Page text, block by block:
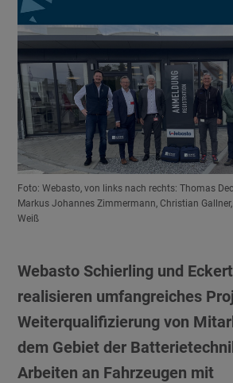
Foto: Webasto, von links nach rechts: Thomas
Markus Johannes Zimmermann, Christian
Weiß
Webasto Schierling und
realisieren umfangreiches
Weiterqualifizierung von
dem Gebiet der
Arbeiten an Fahrzeugen mit